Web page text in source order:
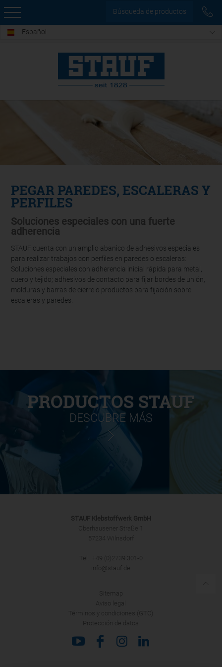
Búsqueda de productos
Español
PEGAR PAREDES, ESCALERAS Y
PERFILES
Soluciones especiales con una fuerte
adherencia
STAUF cuenta con un amplio abanico de adhesivos especiales
para realizar trabajos con perfiles en paredes o escaleras:
Soluciones especiales con adherencia inicial rápida para metal,
cuero y tejido; adhesivos de contacto para fijar bordes de unión,
molduras y barras de cierre o productos para fijación sobre
escaleras y paredes.
PRODUCTOS STAUF
DESCUBRE MÁS
STAUF Klebstoffwerk GmbH
Oberhausener Straße 1
57234 Wilnsdorf
Tel.: +49 (0)2739 301-0
info@stauf.de
Sitemap
Aviso legal
Términos y condiciones (GTC)
Protección de datos